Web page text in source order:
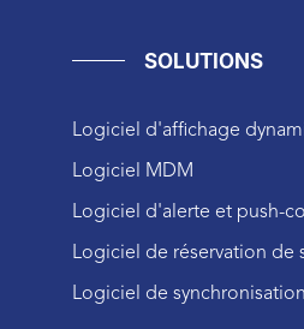
SOLUTIONS
Logiciel d'affichage
Logiciel MDM
Logiciel d'alerte et push-
Logiciel de réservation de
Logiciel de